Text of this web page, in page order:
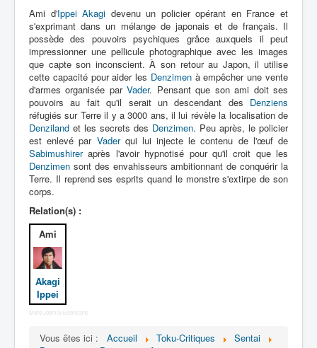
Artiste Asperger
Lexique
Denshi sentai Denziman (電子 戦
隊 デンジマン) = Escadron
électronique Denziman
Série
Personnages
Mechas
Objets
Lieux
Épisodes
Chronologie
Références
Fanservice
Denzimen
Ami d'Ippei Akagi devenu un policier opérant en France et
s'exprimant dans un mélange de japonais et de français. Il
possède des pouvoirs psychiques grâce auxquels il peut
impressionner une pellicule photographique avec les images
que capte son inconscient. À son retour au Japon, il utilise
cette capacité pour aider les Denzimenà empêcher une vente
d'armes organisée parVader. Pensant que son ami doit ses
pouvoirs au fait qu'il serait un descendant des Denziens
réfugiés sur Terre il y a 3000 ans, il lui révèle la localisation de
Denziland et les secrets des Denzimen. Peu après, le policier
est enlevé par Vaderqui lui injecte le contenu de l'œuf de
Sabimushireraprès l'avoir hypnotisé pour qu'il croit que les
Denzimen sont des envahisseurs ambitionnant de conquérir la
Terre. Il reprend ses esprits quand le monstre s'extirpe de son
corps.
Relation(s) :
Ami
Akagi
Ippei
More Joomla Extensions
Vous êtes ici : Accueil Toku-Critiques
Sentai